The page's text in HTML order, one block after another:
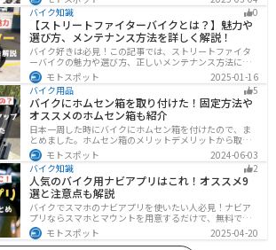
イクに乗れる一方で、査定額が低くなる場合も多いため
注意が必要です。この記事を読めば、よい条件で下取り
を進めるコツがわかります。
バイク知識
0
【ストリートファイターバイクとは？】魅力や
選び方、メンテナンス方法を詳しく解説！
バイク好きは必見！この記事では、ストリートファイタ
ーバイクの魅力や選び方、正しいメンテナンス方法につ
いて解説しています。実はストリートファイターバイク
は、個性的なデザインと高い走行性能が魅力です。この
記事を読めば、ストリートファイターバイクの魅力がわ
かります。
モトスポット
2025-01-16
バイク用品
5
バイクにホムセン箱を取り付けた！固定方法や
オススメのホムセン箱も紹介
日本一周した時にバイクにホムセン箱を付けたので、ま
とめました。ホムセン箱のメリットデメリットから取り
付け方法、実際につけてどううだったのか、オススメの
ホムセン箱まで全て解説します。バイクにホムセン箱を
付けたいと思っている人はぜひ参考にしてください。
モトスポット
2024-06-03
バイク知識
2
人気のバイク用ナビアプリはこれ！オススメ9
選と注意点も解説
バイクでスマホのナビアプリを使いたい人必見！ナビア
プリならスマホとマウントを用意するだけで、無料です
ぐにナビが利用できます。インカムがあれば音声案内も
聞けるので運転に集中したまま簡単にルートの把握がで
モトスポット 2025-04-20